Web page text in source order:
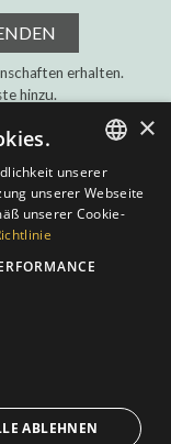
erhalten.
hinzu.
ENGLISH
SPANISH
GERMAN
×
unserer
unserer Webseite
unserer Cookie-
ABLEHNEN